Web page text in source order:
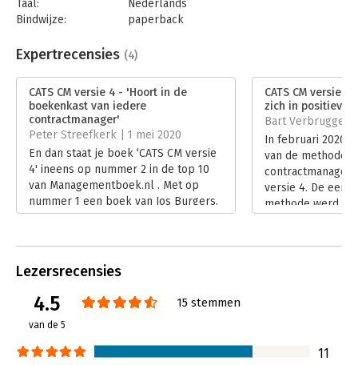
contractmanagers, businessmanagers, deliverymanagers,
inkoopmanagers, compliance managers, risicomanagers,
accountmanagers, salesmanagers en HR-managers, hun
directeuren en stuurgroepleden aan beide zijden van het
contract.
Taal:
Nederlands
Bindwijze:
paperback
Uitgever:
Van Haren Publishing B.V.
Verschijningsdatum:
14-2-2020
Hoofdrubriek:
Serie:
Best Practice Guides
Expertrecensies (4)
CATS CM versie 4 - 'Hoort in de
boekenkast van iedere
contractmanager'
Peter Streefkerk | 1 mei 2020
En dan staat je boek ‘CATS CM versie
4' ineens op nummer 2 in de top 10
van Managementboek.nl . Met op
nummer 1 een boek van Jos Burgers,
een van de best scorende
de laatste jaren.
Lees verder
CATS CM versie
zich in positieve
Bart Verbrugge |
In februari 2020
van de methode
versie 4. De
methode werd in
Lezersrecensies
4.5
van de 5
15 stemmen
11